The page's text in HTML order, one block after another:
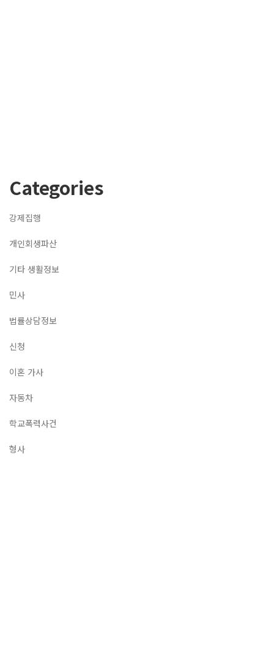
Categories
강제집행
개인회생파산
기타 생활정보
민사
법률상담정보
신청
이혼 가사
자동차
학교폭력사건
형사